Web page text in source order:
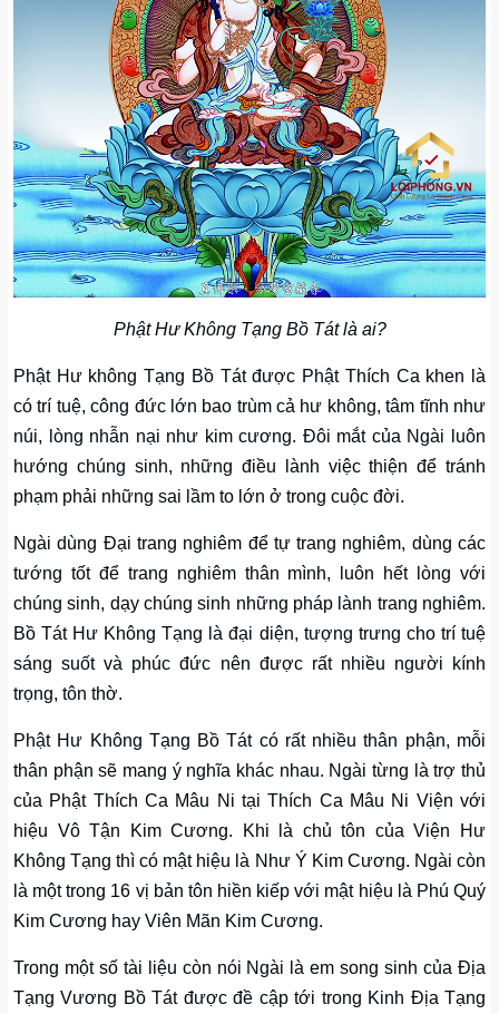
Phật Hư Không Tạng Bồ Tát là ai?
Phật Hư không Tạng Bồ Tát được Phật Thích Ca khen là
có trí tuệ, công đức lớn bao trùm cả hư không, tâm tĩnh như
núi, lòng nhẫn nại như kim cương. Đôi mắt của Ngài luôn
hướng chúng sinh, những điều lành việc thiện để tránh
phạm phải những sai lầm to lớn ở trong cuộc đời.
Ngài dùng Đại trang nghiêm để tự trang nghiêm, dùng các
tướng tốt để trang nghiêm thân mình, luôn hết lòng với
chúng sinh, dạy chúng sinh những pháp lành trang nghiêm.
Bồ Tát Hư Không Tạng là đại diện, tượng trưng cho trí tuệ
sáng suốt và phúc đức nên được rất nhiều người kính
trọng, tôn thờ.
Phật Hư Không Tạng Bồ Tát có rất nhiều thân phận, mỗi
thân phận sẽ mang ý nghĩa khác nhau. Ngài từng là trợ thủ
của Phật Thích Ca Mâu Ni tại Thích Ca Mâu Ni Viện với
hiệu Vô Tận Kim Cương. Khi là chủ tôn của Viện Hư
Không Tạng thì có mật hiệu là Như Ý Kim Cương. Ngài còn
là một trong 16 vị bản tôn hiền kiếp với mật hiệu là Phú Quý
Kim Cương hay Viên Mãn Kim Cương.
Trong một số tài liệu còn nói Ngài là em song sinh của Địa
Tạng Vương Bồ Tát được đề cập tới trong Kinh Địa Tạng